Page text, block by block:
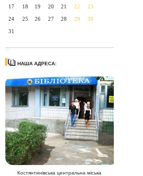
17 18 19 20 21 22 23
24 25 26 27 28 29 30
31
НАША АДРЕСА:
Костянтинівська центральна міська